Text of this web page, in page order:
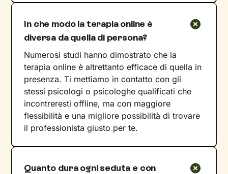
In che modo la terapia online è
diversa da quella di persona?
Numerosi studi hanno dimostrato che la
terapia online è altrettanto efficace di quella in
presenza. Ti mettiamo in contatto con gli
stessi psicologi o psicologhe qualificati che
incontreresti offline, ma con maggiore
flessibilità e una migliore possibilità di trovare
il professionista giusto per te.
Quanto dura ogni seduta e con